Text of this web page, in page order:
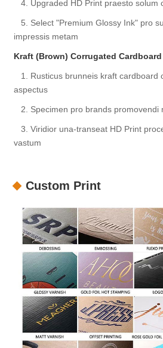
4. Upgraded HD Print praesto solum
5. Select "Premium Glossy Ink" pro
impressis metam
Kraft (Brown) Corrugated Cardboard
1. Rusticus brunneis kraft cardboard
aspectus
2. Specimen pro brands promovendi
3. Viridior una-transeat HD Print
vastum
Custom Print